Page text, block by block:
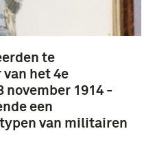
te
het 4e
november 1914 -
een
van militairen